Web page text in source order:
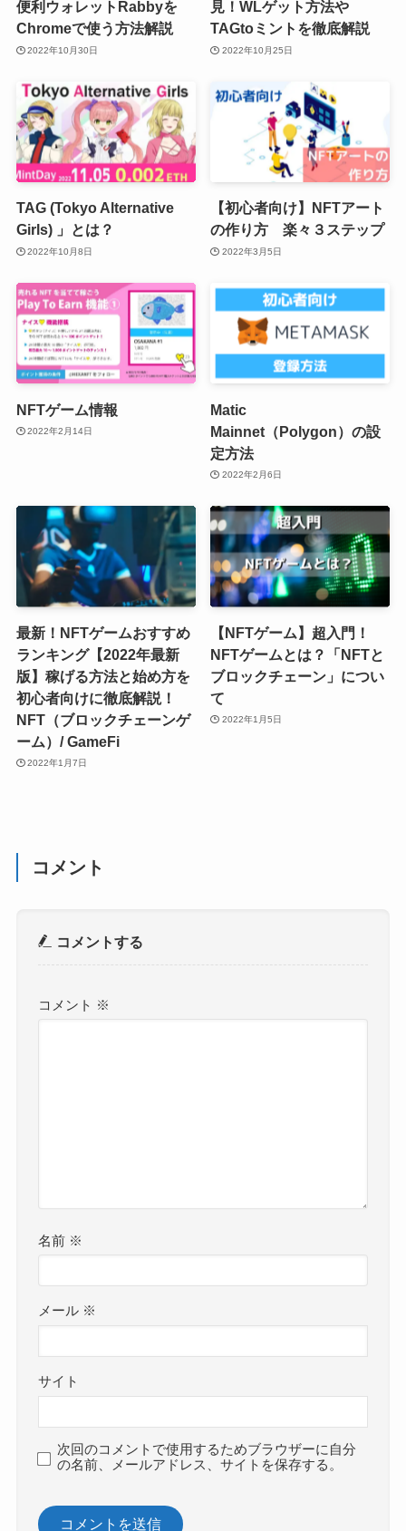
便利ウォレットRabbyを
Chromeで使う方法解説
2022年10月30日
見！WLゲット方法や
TAGtoミントを徹底解説
2022年10月25日
TAG (Tokyo Alternative
Girls) 」とは？
2022年10月8日
【初心者向け】NFTアート
の作り方 楽々３ステップ
2022年3月5日
NFTゲーム情報
2022年2月14日
Matic
Mainnet（Polygon）の設
定方法
2022年2月6日
最新！NFTゲームおすすめ
ランキング【2022年最新
版】稼げる方法と始め方を
初心者向けに徹底解説！
NFT（ブロックチェーンゲ
ーム）/ GameFi
2022年1月7日
【NFTゲーム】超入門！
NFTゲームとは？「NFTと
ブロックチェーン」につい
て
2022年1月5日
コメント
コメントする
コメント ※
名前 ※
メール ※
サイト
次回のコメントで使用するためブラウザーに自分
の名前、メールアドレス、サイトを保存する。